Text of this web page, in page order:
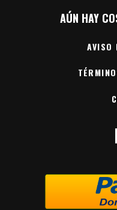
AÚN HAY
AVISO